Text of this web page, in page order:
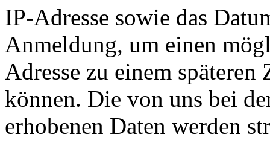
IP-Adresse sowie das
Anmeldung, um einen
Adresse zu einem
können. Die von uns bei
erhobenen Daten werden